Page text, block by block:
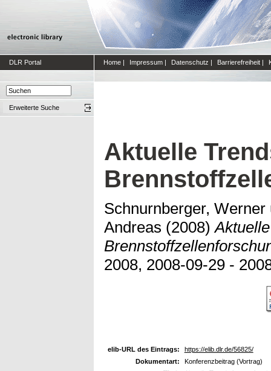
DLR Portal Home | Impressum | Datenschutz | Barrierefreiheit |
Erweiterte Suche
Aktuelle
Schnurnberger, Werner
Andreas (2008)
2008, 2008-09-29 -
elib-URL des Eintrags:
https://elib.dlr.de/56825/
Dokumentart:
Konferenzbeitrag (Vortrag)